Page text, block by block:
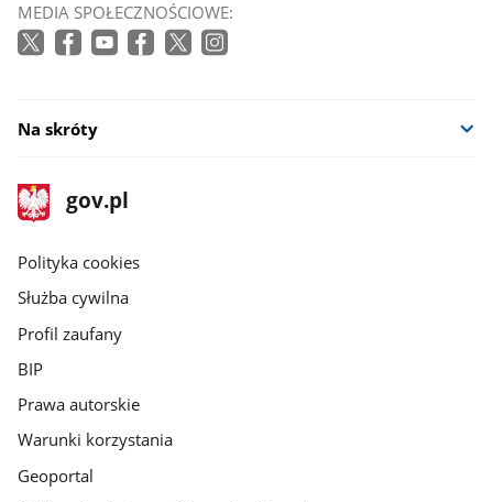
się
w
MEDIA SPOŁECZNOŚCIOWE:
Na skróty
stopka
gov.pl
Strona
gov.pl
gov.pl
Polityka cookies
Służba cywilna
Profil zaufany
BIP
Prawa autorskie
Warunki korzystania
Geoportal